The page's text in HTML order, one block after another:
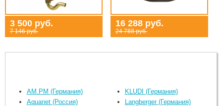
3 500 руб.
7 146 руб.
16 288 руб.
24 788 руб.
AM.PM (Германия)
Aquanet (Россия)
KLUDI (Германия)
Langberger (Германия)